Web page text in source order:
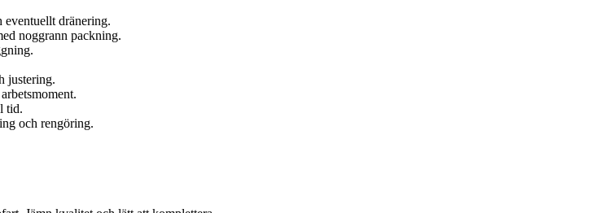
eventuellt dränering.
noggrann packning.
justering.
tid.
och rengöring.